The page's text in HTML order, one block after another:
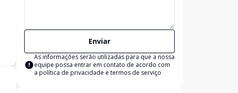
Enviar
As informações serão utilizadas para que a nossa
equipe possa entrar em contato de acordo com
a política de privacidade e termos de serviço